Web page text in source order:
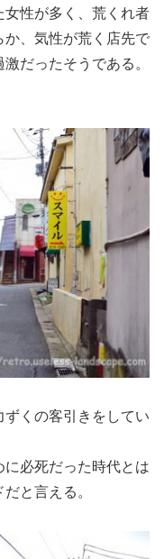
女性が多く、荒くれ者
、気性が荒く店先で
だったそうである。
ずくの客引きをしてい
必死だった時代とは
と言える。